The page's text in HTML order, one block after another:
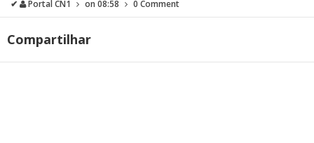
✔ Portal CN1 on 08:58 0 Comment
Compartilhar